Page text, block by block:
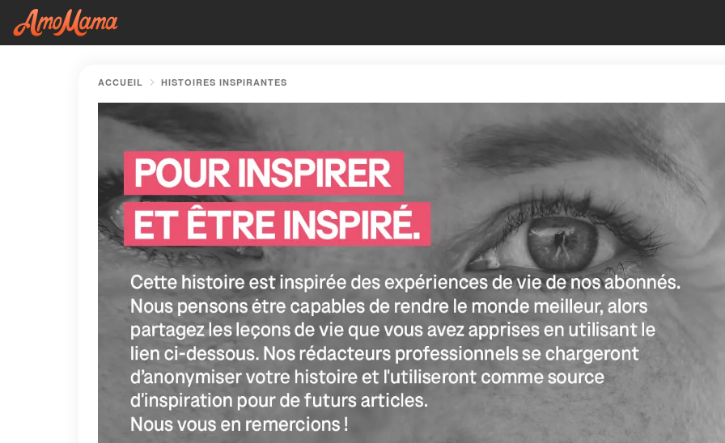
ACCUEIL HISTOIRES INSPIRANTES